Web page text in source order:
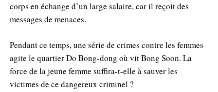
corps en échange d’un large salaire, car il reçoit des
messages de menaces.
Pendant ce temps, une série de crimes contre les femmes
agite le quartier Do Bong-dong où vit Bong Soon. La
force de la jeune femme suffira-t-elle à sauver les
victimes de ce dangereux criminel ?